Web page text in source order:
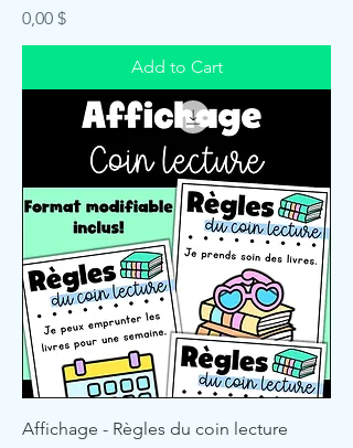
Price
0,00 $
Add to Cart
Affichage - Règles du coin lecture